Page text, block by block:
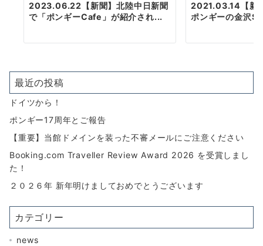
2023.06.22【新聞】北陸中日新聞
で「ポンギーCafe」が紹介され...
2021.03.14【新
ポンギーの金沢
最近の投稿
ドイツから！
ポンギー17周年とご報告
【重要】当館ドメインを装った不審メールにご注意ください
Booking.com Traveller Review Award 2026 を受賞しまし
た！
２０２６年 新年明けましておめでとうございます
カテゴリー
news